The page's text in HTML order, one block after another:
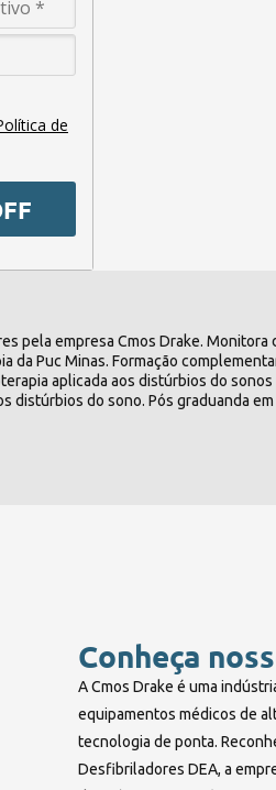
de
pela empresa Cmos Drake. Monitora
da Puc Minas. Formação
aplicada aos distúrbios do sonos
distúrbios do sono. Pós graduanda em
Conheça
A Cmos Drake é uma
equipamentos médicos de
tecnologia de ponta.
Desfibriladores DEA, a